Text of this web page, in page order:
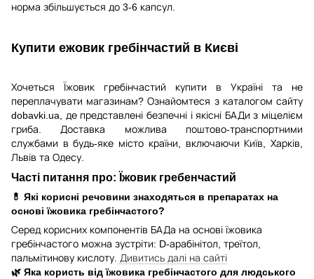
норма збільшується до 3-6 капсул.
Купити ежовик гребінчастий в Києві
Хочеться Їжовик гребінчастий купити в Україні та не
переплачувати магазинам? Ознайомтеся з каталогом сайту
dobavki.ua, де представлені безпечні і якісні БАДи з міцелієм
гриба. Доставка можлива поштово-транспортними
службами в будь-яке місто країни, включаючи Київ, Харків,
Львів та Одесу.
Часті питання про: Їжовик гребенчастий
💊 Які корисні речовини знаходяться в препаратах на
основі їжовика гребінчастого?
Серед корисних компонентів БАДа на основі їжовика
гребінчастого можна зустріти: D-арабінітол, треїтол,
пальмітинову кислоту. Дивитись далі на сайті
🌿 Яка користь від їжовика гребінчастого для людського